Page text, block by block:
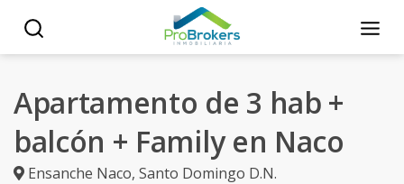
Apartamento de 3 hab +
balcón + Family en Naco
Ensanche Naco, Santo Domingo D.N.